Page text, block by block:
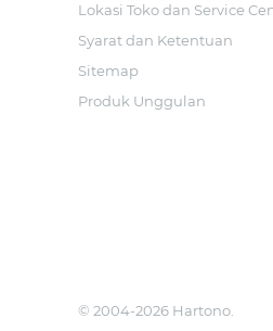
Lokasi Toko dan Service
Syarat dan Ketentuan
Sitemap
Produk Unggulan
© 2004-2026 Hartono.